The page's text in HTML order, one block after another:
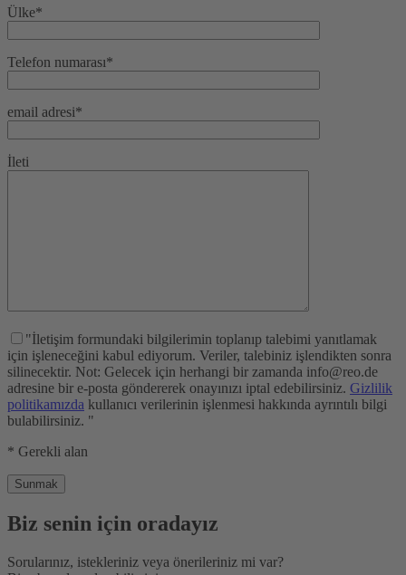
Ülke*
Telefon numarası*
email adresi*
İleti
"İletişim formundaki bilgilerimin toplanıp talebimi yanıtlamak
için işleneceğini kabul ediyorum. Veriler, talebiniz işlendikten sonra
silinecektir. Not: Gelecek için herhangi bir zamanda info@reo.de
adresine bir e-posta göndererek onayınızı iptal edebilirsiniz. Gizlilik
politikamızda kullanıcı verilerinin işlenmesi hakkında ayrıntılı bilgi
bulabilirsiniz. "
* Gerekli alan
Biz senin için oradayız
Sorularınız, istekleriniz veya önerileriniz mi var?